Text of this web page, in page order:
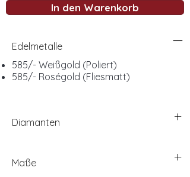
In den Warenkorb
Edelmetalle
585/- Weißgold (Poliert)
585/- Roségold (Fliesmatt)
Diamanten
Maße